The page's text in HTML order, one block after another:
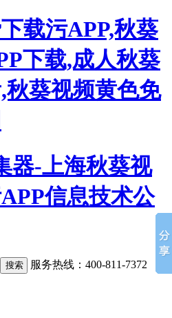
载污APP,秋葵
下载,成人秋葵
葵视频黄色免
服务热线：400-811-7372